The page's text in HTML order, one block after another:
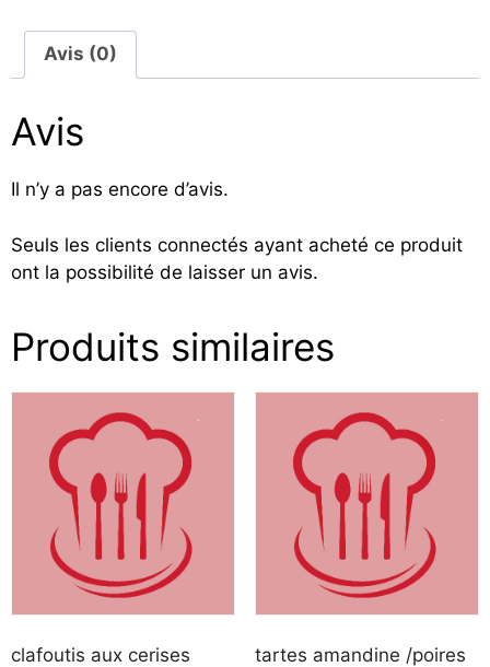
Avis (0)
Avis
Il n’y a pas encore d’avis.
Seuls les clients connectés ayant acheté ce produit
ont la possibilité de laisser un avis.
Produits similaires
clafoutis aux cerises tartes amandine /poires